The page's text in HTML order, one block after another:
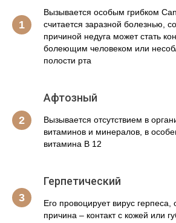
Вызывается особым грибком
считается заразной болезнью,
причиной недуга может стать
болеющим человеком или
полости рта
Афтозный
Вызывается отсутствием в
витаминов и минералов, в
витамина В 12
Герпетический
Его провоцирует вирус герпеса,
причина – контакт с кожей или